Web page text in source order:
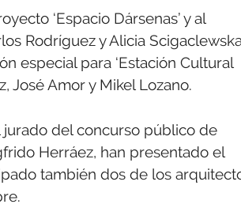
‘Espacio Dársenas’ y al
Rodríguez y Alicia
especial para ‘Estación Cultural
José Amor y Mikel Lozano.
jurado del concurso público de
Herráez, han presentado el
también dos de los